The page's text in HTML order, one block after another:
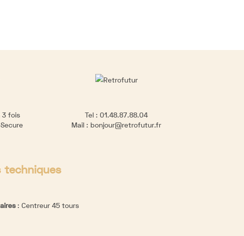
3 fois
Tel :01.48.87.88.04
Mail : bonjour@retrofutur.fr
techniques
: Centreur 45 tours